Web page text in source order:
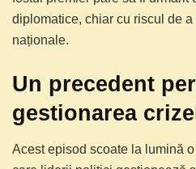
diplomatice, chiar cu riscul de
naționale.
Un precedent
gestionarea
Acest episod scoate la lumină